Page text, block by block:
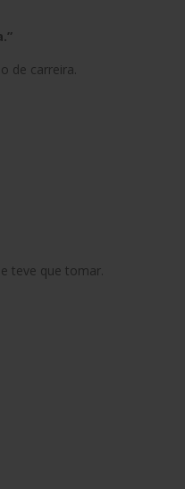
de carreira.
teve que tomar.